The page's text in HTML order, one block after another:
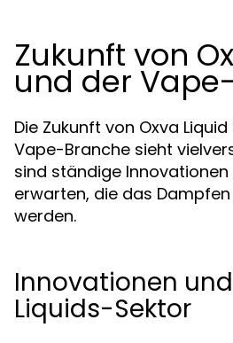
Zukunft von
und der
Die Zukunft von Oxva
Vape-Branche sieht
sind ständige Innovationen
erwarten, die das
werden.
Innovationen
Liquids-Sektor